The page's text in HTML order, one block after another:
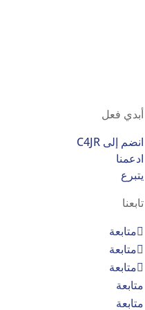
أبدي فعل
انضم إلى C4JR
ادعمنا
يتبرع
تابعنا
متابعة
متابعة
متابعة
متابعة
متابعة